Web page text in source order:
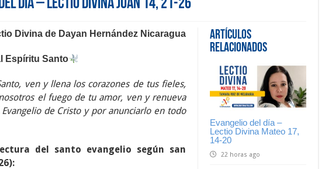
día – Lectio Divina Juan 14, 21-26
Artículos
Relacionados
Evangelio del día –
Lectio Divina Mateo 17,
14-20
22 horas ago
Divina de Dayan Hernández Nicaragua
Espíritu Santo
ven y llena los corazones de tus fieles,
el fuego de tu amor, ven y renueva
de Cristo y por anunciarlo en todo
del santo evangelio según san